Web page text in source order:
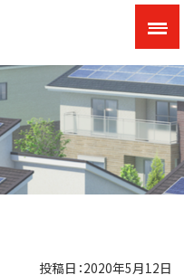
投稿日：2020年5月12日